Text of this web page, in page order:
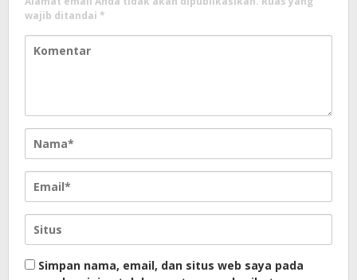
wajib ditandai *
Simpan nama, email, dan situs web saya pada